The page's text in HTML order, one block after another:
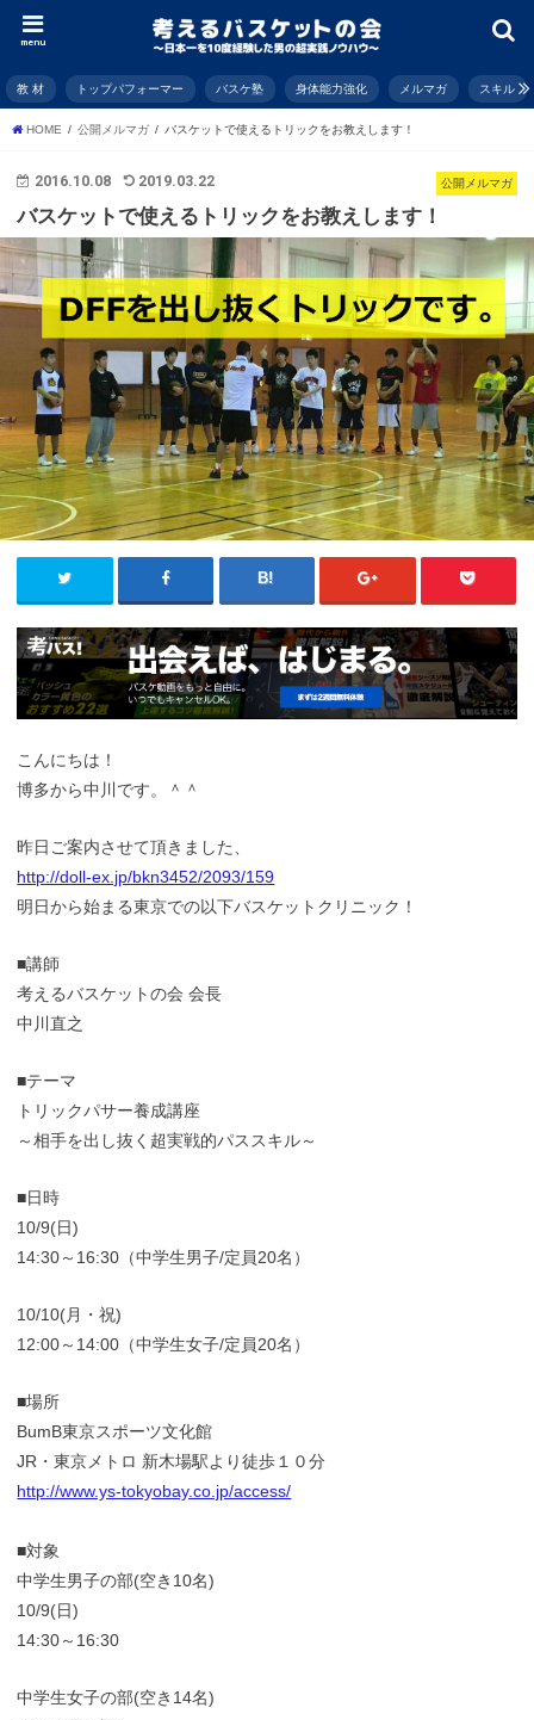
menu
教 材 トップパフォーマー バスケ塾 身体能力強化 メルマガ スキル
HOME 公開メルマガ バスケットで使えるトリックをお教えします！
公開メルマガ
2016.10.08 2019.03.22
バスケットで使えるトリックをお教えします！
こんにちは！
博多から中川です。＾＾
昨日ご案内させて頂きました、
http://doll-ex.jp/bkn3452/2093/159
明日から始まる東京での以下バスケットクリニック！
■講師
考えるバスケットの会 会長
中川直之
■テーマ
トリックパサー養成講座
～相手を出し抜く超実戦的パススキル～
■日時
10/9(日)
14:30～16:30（中学生男子/定員20名）
10/10(月・祝)
12:00～14:00（中学生女子/定員20名）
■場所
BumB東京スポーツ文化館
JR・東京メトロ 新木場駅より徒歩１０分
http://www.ys-tokyobay.co.jp/access/
■対象
中学生男子の部(空き10名)
10/9(日)
14:30～16:30
中学生女子の部(空き14名)